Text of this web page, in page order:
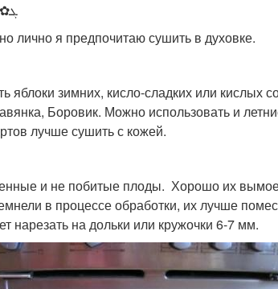
Здравствуйте Уважаемые читатели! ✿ܓ
лично я предпочитаю сушить в духовке.
яблоки зимних, кисло-сладких или кислых
Боровик. Можно использовать и
лучше сушить с кожей.
и не побитые плоды. Хорошо их
в процессе обработки, их лучше
нарезать на дольки или кружочки 6-7 мм.